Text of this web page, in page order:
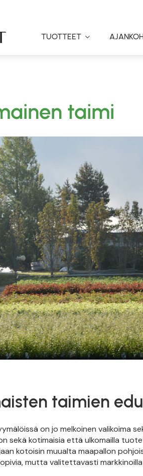
TUOTTEET
Toggle
taimi
taimien
on jo melkoinen valikoima
sekä kotimaisia että ulkomailla
kotoisin muualta maapallon
mutta valitettavasti